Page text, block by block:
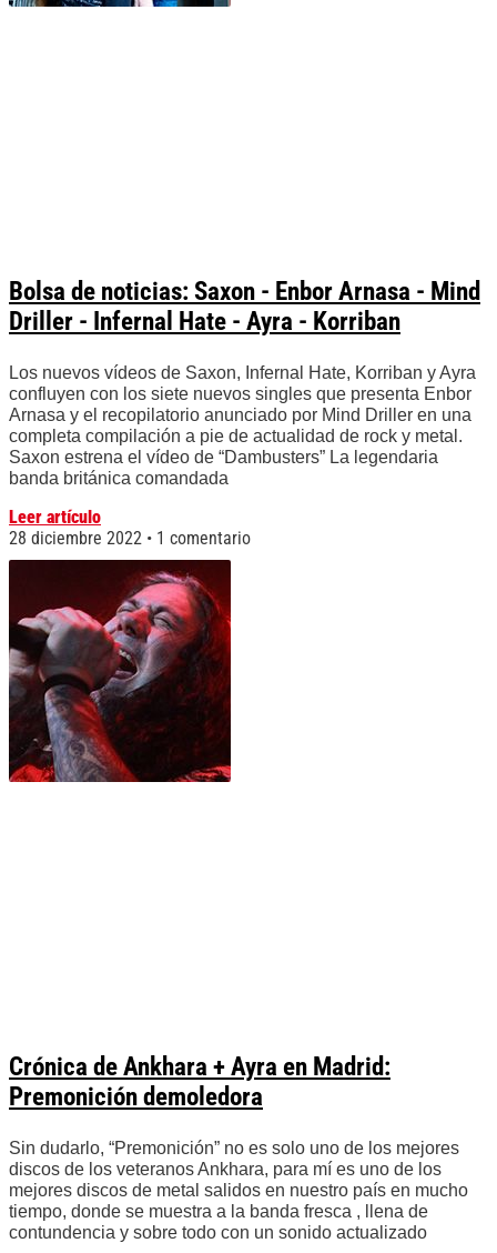
Bolsa de noticias: Saxon - Enbor Arnasa - Mind
Driller - Infernal Hate - Ayra - Korriban
Los nuevos vídeos de Saxon, Infernal Hate, Korriban y Ayra
confluyen con los siete nuevos singles que presenta Enbor
Arnasa y el recopilatorio anunciado por Mind Driller en una
completa compilación a pie de actualidad de rock y metal.
Saxon estrena el vídeo de “Dambusters” La legendaria
banda británica comandada
Leer artículo
28 diciembre 2022
1 comentario
Crónica de Ankhara + Ayra en Madrid:
Premonición demoledora
Sin dudarlo, “Premonición” no es solo uno de los mejores
discos de los veteranos Ankhara, para mí es uno de los
mejores discos de metal salidos en nuestro país en mucho
tiempo, donde se muestra a la banda fresca , llena de
contundencia y sobre todo con un sonido actualizado